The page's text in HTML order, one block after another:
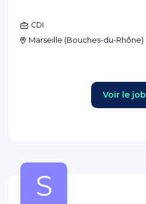
CDI
Marseille (Bouches-du-Rhône)
Voir le job
S